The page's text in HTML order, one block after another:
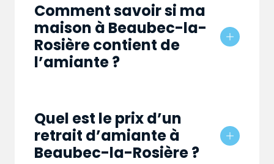
Comment savoir si ma
maison à Beaubec-la-
Rosière contient de
l’amiante ?
Quel est le prix d’un
retrait d’amiante à
Beaubec-la-Rosière ?